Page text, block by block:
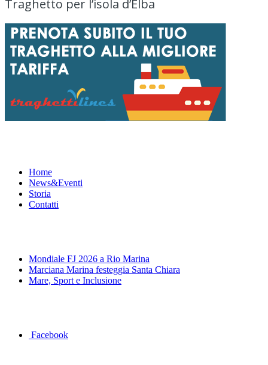
Traghetto per l’isola d’Elba
Home
News&Eventi
Storia
Contatti
Mondiale FJ 2026 a Rio Marina
Marciana Marina festeggia Santa Chiara
Mare, Sport e Inclusione
Facebook